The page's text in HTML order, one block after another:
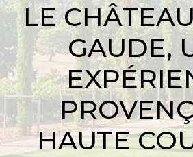
LE
GAUDE,
HAUTE